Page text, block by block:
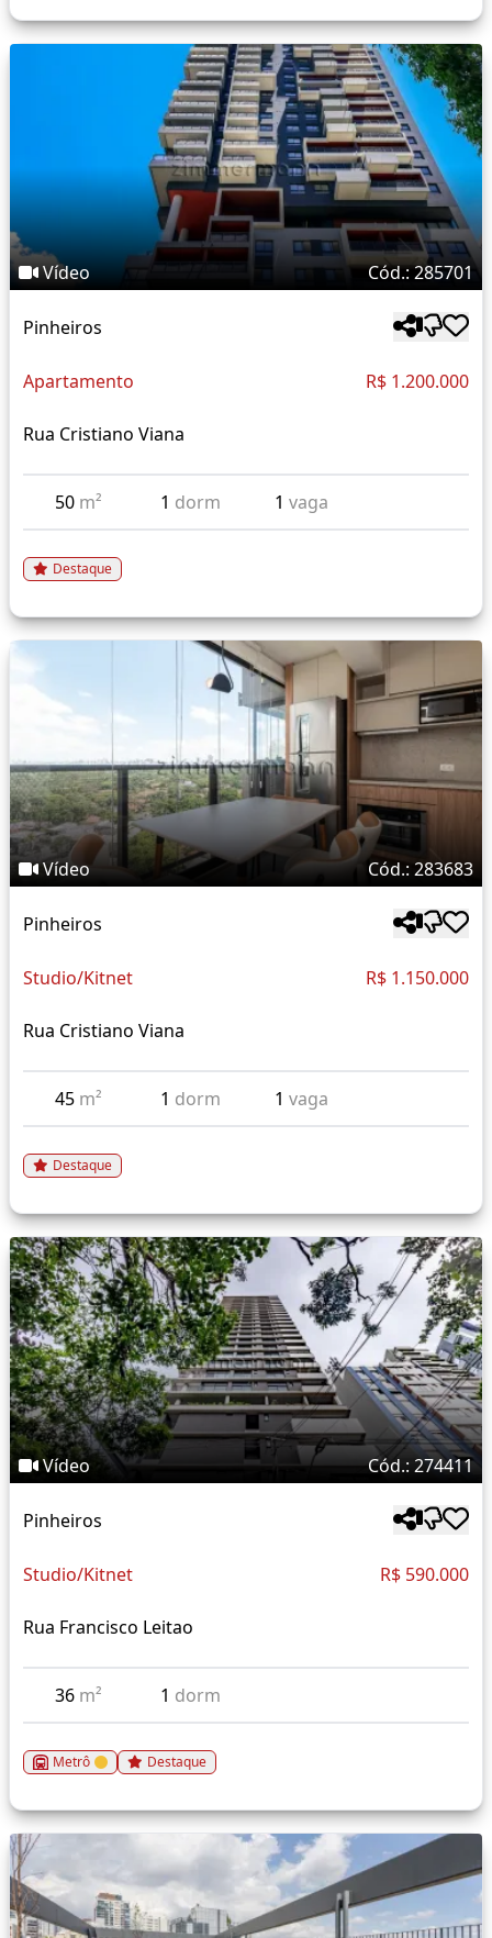
Vídeo Cód.: 285701
Pinheiros
Apartamento R$ 1.200.000
Rua Cristiano Viana
50 m² 1 dorm 1vaga
Destaque
Vídeo Cód.: 283683
Pinheiros
Studio/Kitnet R$ 1.150.000
Rua Cristiano Viana
45 m² 1 dorm 1vaga
Destaque
Vídeo Cód.: 274411
Pinheiros
Studio/Kitnet R$ 590.000
Rua Francisco Leitao
36 m² 1 dorm
Metrô Destaque